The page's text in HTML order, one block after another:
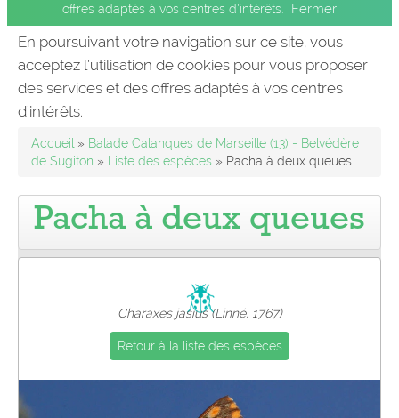
Les balades
Les espèces
offres adaptés à vos centres d’intérêts.
Fermer
En poursuivant votre navigation sur ce site, vous
acceptez l’utilisation de cookies pour vous proposer
des services et des offres adaptés à vos centres
d’intérêts.
Accueil » Balade Calanques de Marseille (13) - Belvédère
de Sugiton » Liste des espèces » Pacha à deux queues
Pacha à deux queues
Charaxes jasius (Linné, 1767)
Retour à la liste des espèces